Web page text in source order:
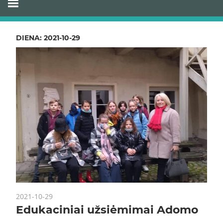
DIENA: 2021-10-29
2021-10-29
Edukaciniai užsiėmimai Adomo